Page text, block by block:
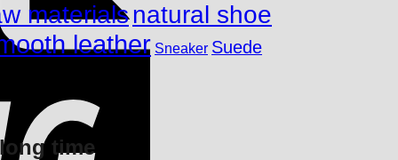
materialsnatural shoe
leather Sneaker Suede
time